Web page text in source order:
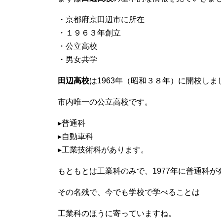
・京都府京田辺市に所在
・１９６３年創立
・公立高校
・男女共学
田辺高校は1963年（昭和３８年）に開校しま
市内唯一の公立高校です。
▸普通科
▸自動車科
▸工業技術科があります。
もともとは工業科のみで、1977年に普通科が
その名残で、今でも学校で学べることは
工業科のほうに寄っていますね。